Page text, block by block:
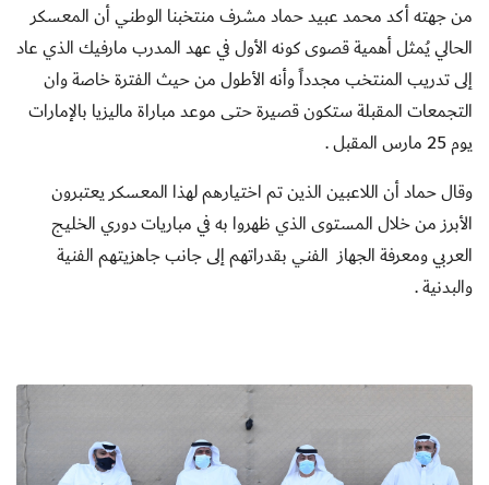
من جهته أكد محمد عبيد حماد مشرف منتخبنا الوطني أن المعسكر
الحالي يُمثل أهمية قصوى كونه الأول في عهد المدرب مارفيك الذي عاد
إلى تدريب المنتخب مجدداً وأنه الأطول من حيث الفترة خاصة وان
التجمعات المقبلة ستكون قصيرة حتى موعد مباراة ماليزيا بالإمارات
يوم 25 مارس المقبل .
وقال حماد أن اللاعبين الذين تم اختيارهم لهذا المعسكر يعتبرون
الأبرز من خلال المستوى الذي ظهروا به في مباريات دوري الخليج
العربي ومعرفة الجهاز الفني بقدراتهم إلى جانب جاهزيتهم الفنية
والبدنية .